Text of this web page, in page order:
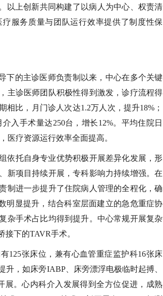
以上创新共同构建了以病人为中心、权责清
服务质量与团队运行效率提供了制度性保
下的主诊医师负责制以来，中心在多个关键
主诊医师团队积极性得到激发，诊疗流程得
相比，月门诊人次达1.2万人次，提升18%；
入手术量达250台，增长12%。平均住院日
医疗资源运行效率全面提高。
依托自身专业优势积极开展差异化发展，形
新项目持续开展，专科影响力持续增强。在
制进一步提升了住院病人管理的全程化，确
明显提升，结合科室层面建立的急危重症协
杂手术占比均得到提升。中心常规开展复杂
下的TAVR手术。
125张床位，兼有心血管重症监护科16张床
，如床旁IABP、床旁漂浮电极临时起搏、
展。心内科介入发展得到全方位促进，成熟